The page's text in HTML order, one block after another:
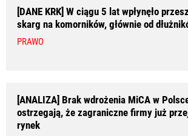
[DANE KRK] W ciągu 5 lat wpłynęło
skarg na komorników, głównie od
PRAWO
[ANALIZA] Brak wdrożenia MiCA w
ostrzegają, że zagraniczne firmy już
rynek